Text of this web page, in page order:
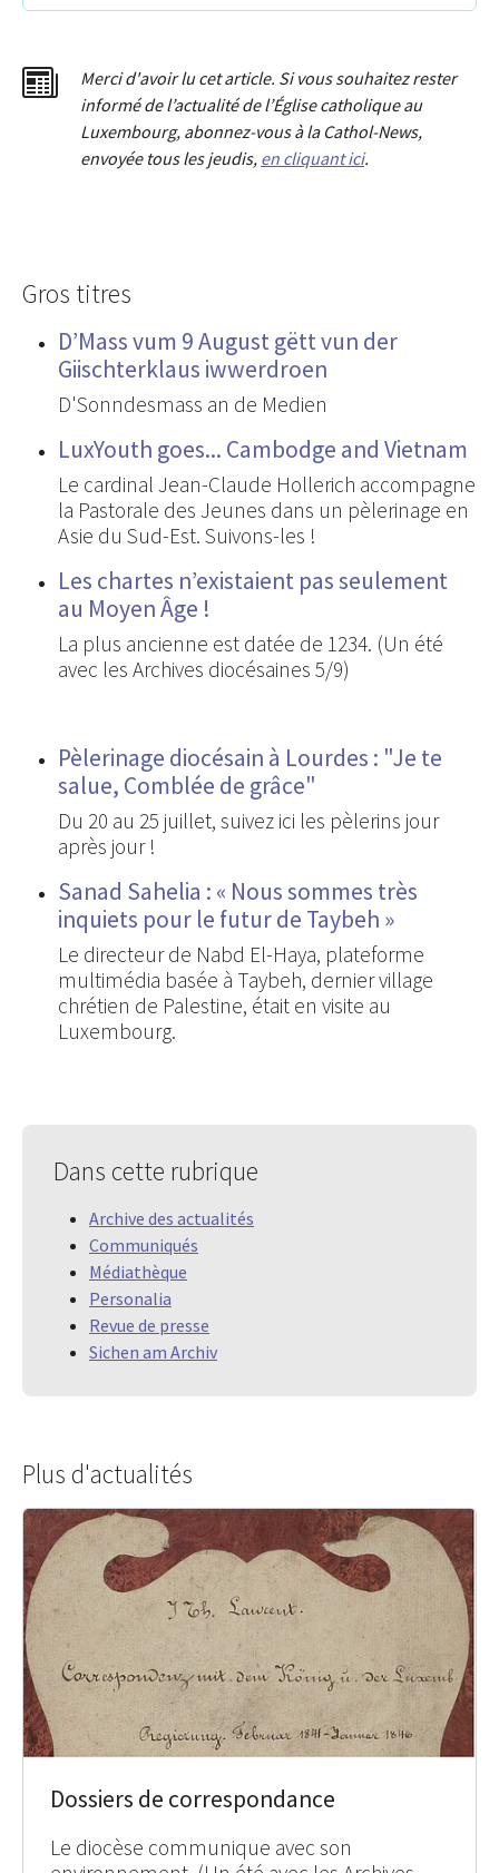
Merci d'avoir lu cet article. Si vous souhaitez rester
informé de l’actualité de l’Église catholique au
Luxembourg, abonnez-vous à la Cathol-News,
envoyée tous les jeudis, en cliquant ici.
Gros titres
D’Mass vum 9 August gëtt vun der
Giischterklaus iwwerdroen
D'Sonndesmass an de Medien
LuxYouth goes... Cambodge and Vietnam
Le cardinal Jean-Claude Hollerich accompagne
la Pastorale des Jeunes dans un pèlerinage en
Asie du Sud-Est. Suivons-les !
Les chartes n’existaient pas seulement
au Moyen Âge !
La plus ancienne est datée de 1234. (Un été
avec les Archives diocésaines 5/9)
Pèlerinage diocésain à Lourdes : "Je te
salue, Comblée de grâce"
Du 20 au 25 juillet, suivez ici les pèlerins jour
après jour !
Sanad Sahelia : « Nous sommes très
inquiets pour le futur de Taybeh »
Le directeur de Nabd El-Haya, plateforme
multimédia basée à Taybeh, dernier village
chrétien de Palestine, était en visite au
Luxembourg.
Dans cette rubrique
Archive des actualités
Communiqués
Médiathèque
Personalia
Revue de presse
Sichen am Archiv
Plus d'actualités
Dossiers de correspondance
Le diocèse communique avec son